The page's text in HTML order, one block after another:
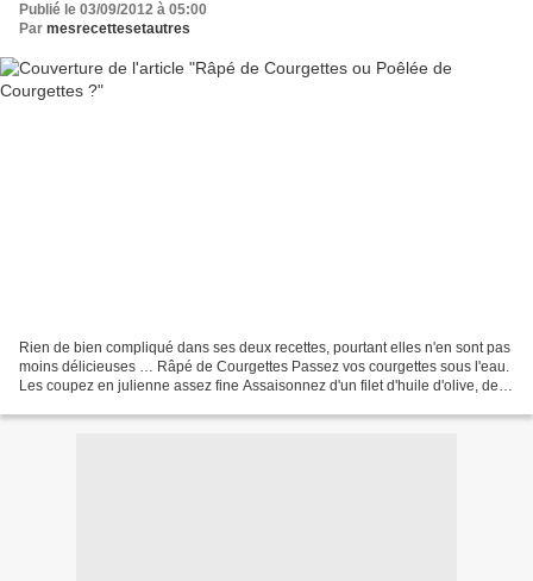
Publié le 03/09/2012 à 05:00
Par mesrecettesetautres
Rien de bien compliqué dans ses deux recettes, pourtant elles n'en sont pas
moins délicieuses … Râpé de Courgettes Passez vos courgettes sous l'eau.
Les coupez en julienne assez fine Assaisonnez d'un filet d'huile d'olive, de